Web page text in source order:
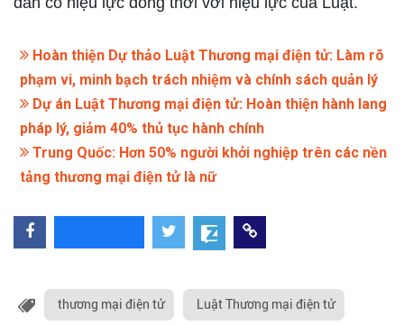
Hoàn thiện Dự thảo Luật Thương mại điện tử: Làm rõ
phạm vi, minh bạch trách nhiệm và chính sách quản lý
Dự án Luật Thương mại điện tử: Hoàn thiện hành lang
pháp lý, giảm 40% thủ tục hành chính
Trung Quốc: Hơn 50% người khởi nghiệp trên các nền
tảng thương mại điện tử là nữ
thương mại điện tử Luật Thương mại điện tử